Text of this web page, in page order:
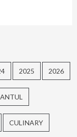
2025 2026
CULINARY